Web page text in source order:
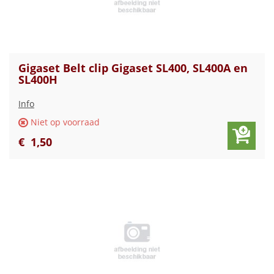
Gigaset Belt clip Gigaset SL400, SL400A en
SL400H
Info
Niet op voorraad
€ 1,50